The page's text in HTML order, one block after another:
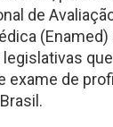
de
(Enamed)
exame de